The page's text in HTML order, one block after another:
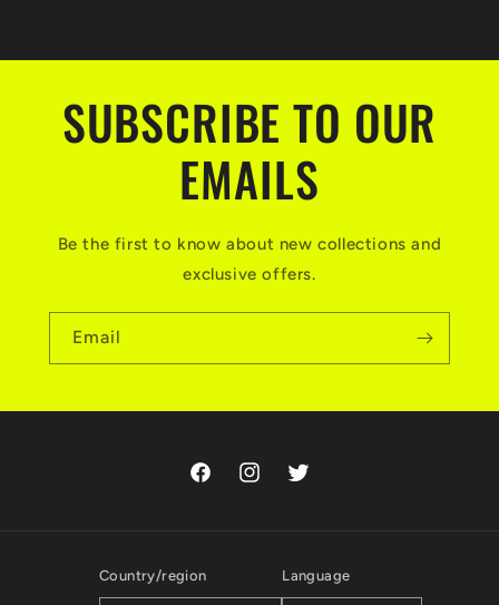
SUBSCRIBE TO OUR
EMAILS
Be the first to know about new collections and
exclusive offers.
Email
FacebookInstagramTwitter
Country/region Language